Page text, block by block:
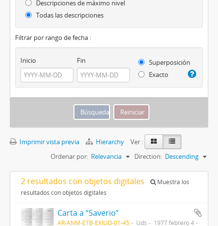
Descripciones de máximo nivel
Todas las descripciones
Filtrar por rango de fecha :
Inicio Fin
Superposición
Exacto
Imprimir vista previa Hierarchy
Ver :
Ordenar por: Relevancia Direction: Descending
2 resultados con objetos digitales
Muestra los
resultados con objetos digitales
Carta a “Saverio”
AR-ANM-ETB-EXILIO-01-45 Uds 1977 febrero 4